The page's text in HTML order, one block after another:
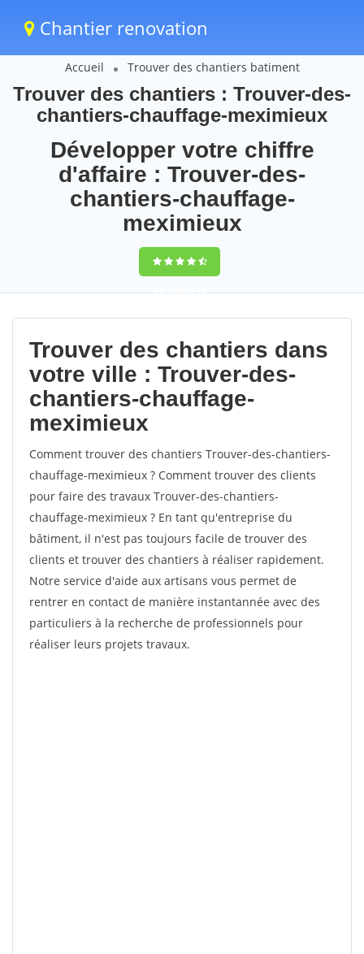
Chantier renovation
Accueil Trouver des chantiers batiment
Trouver des chantiers : Trouver-des-
chantiers-chauffage-meximieux
Développer votre chiffre
d'affaire : Trouver-des-
chantiers-chauffage-
meximieux
9,5(100%)94
votes
Trouver des chantiers dans
votre ville : Trouver-des-
chantiers-chauffage-
meximieux
Comment trouver des chantiers Trouver-des-chantiers-
chauffage-meximieux ? Comment trouver des clients
pour faire des travaux Trouver-des-chantiers-
chauffage-meximieux ? En tant qu'entreprise du
bâtiment, il n'est pas toujours facile de trouver des
clients et trouver des chantiers à réaliser rapidement.
Notre service d'aide aux artisans vous permet de
rentrer en contact de manière instantannée avec des
particuliers à la recherche de professionnels pour
réaliser leurs projets travaux.